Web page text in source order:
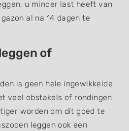
u minder last heeft van
al na 14 dagen te
of
is geen hele ingewikkelde
veel obstakels of rondingen
worden om dit goed te
leggen ook een